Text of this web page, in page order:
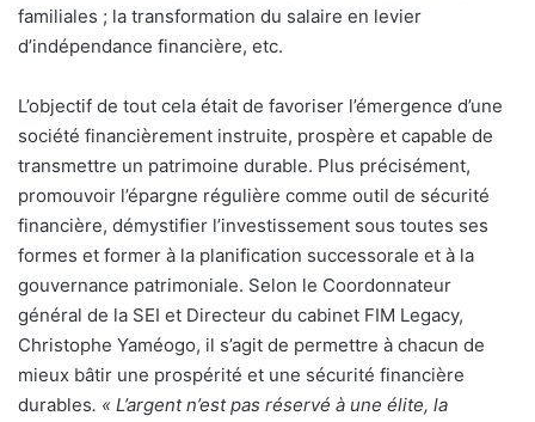
familiales ; la transformation du salaire en levier
d’indépendance financière, etc.
L’objectif de tout cela était de favoriser l’émergence d’une
société financièrement instruite, prospère et capable de
transmettre un patrimoine durable. Plus précisément,
promouvoir l’épargne régulière comme outil de sécurité
financière, démystifier l’investissement sous toutes ses
formes et former à la planification successorale et à la
gouvernance patrimoniale. Selon le Coordonnateur
général de la SEI et Directeur du cabinet FIM Legacy,
Christophe Yaméogo, il s’agit de permettre à chacun de
mieux bâtir une prospérité et une sécurité financière
durables. « L’argent n’est pas réservé à une élite, la